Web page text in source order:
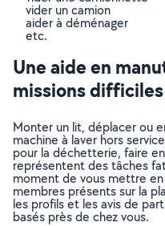
vider un camion
aider à déménager
etc.
Une aide en
missions difficiles
Monter un lit, déplacer ou
machine à laver hors
pour la déchetterie, faire
représentent des tâches
moment de vous mettre
membres présents sur la
les profils et les avis de
basés près de chez vous.